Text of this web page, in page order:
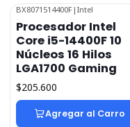
BX8071514400F |Intel
Procesador Intel
Core i5-14400F 10
Núcleos 16 Hilos
LGA1700 Gaming
$205.600
Agregar al Carro